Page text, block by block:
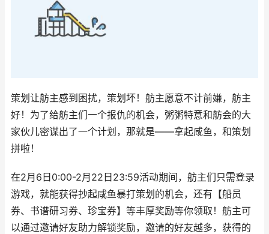
策划让舫主感到困扰，策划坏！舫主愿意不计前嫌，舫主
好！为了给舫主们一个报仇的机会，粥粥特意和舫会的大
家伙儿密谋出了一个计划，那就是——拿起咸鱼，和策划
拼啦！
在2月6日0:00-2月22日23:59活动期间，舫主们只需登录
游戏，就能获得抄起咸鱼暴打策划的机会，还有【船员
券、书谱研习券、珍宝券】等丰厚奖励等你领取！舫主可
以通过邀请好友助力解锁奖励，邀请的好友越多，获得的